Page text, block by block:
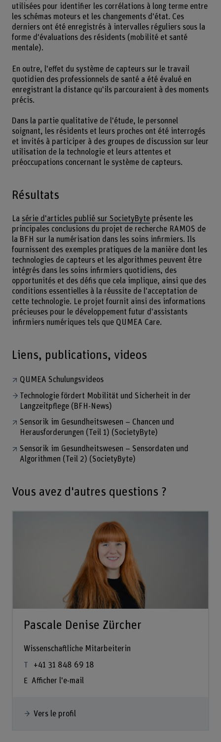
utilisées pour identifier les corrélations à long terme entre
les schémas moteurs et les changements d'état. Ces
derniers ont été enregistrés à intervalles réguliers sous la
forme d'évaluations des résidents (mobilité et santé
mentale).
En outre, l'effet du système de capteurs sur le travail
quotidien des professionnels de santé a été évalué en
enregistrant la distance qu'ils parcouraient à des moments
précis.
Dans la partie qualitative de l'étude, le personnel
soignant, les résidents et leurs proches ont été interrogés
et invités à participer à des groupes de discussion sur leur
utilisation de la technologie et leurs attentes et
préoccupations concernant le système de capteurs.
Résultats
La série d'articles publié sur SocietyByteprésente les
principales conclusions du projet de recherche RAMOS de
la BFH sur la numérisation dans les soins infirmiers. Ils
fournissent des exemples pratiques de la manière dont les
technologies de capteurs et les algorithmes peuvent être
intégrés dans les soins infirmiers quotidiens, des
opportunités et des défis que cela implique, ainsi que des
conditions essentielles à la réussite de l'acceptation de
cette technologie. Le projet fournit ainsi des informations
précieuses pour le développement futur d'assistants
infirmiers numériques tels que QUMEA Care.
Liens, publications, videos
QUMEA Schulungsvideos
Technologie fördert Mobilität und Sicherheit in der
Langzeitpflege (BFH-News)
Sensorik im Gesundheitswesen – Chancen und
Herausforderungen (Teil 1) (SocietyByte)
Sensorik im Gesundheitswesen – Sensordaten und
Algorithmen (Teil 2) (SocietyByte)
Vous avez d'autres questions ?
Pascale Denise Zürcher
Wissenschaftliche Mitarbeiterin
+41 31 848 69 18
Afficher l'e-mail
Vers le profil